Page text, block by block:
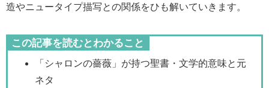
造やニュータイプ描写との関係をひも解いていきます。
この記事を読むとわかること
「シャロンの薔薇」が持つ聖書・文学的意味と元
ネタ